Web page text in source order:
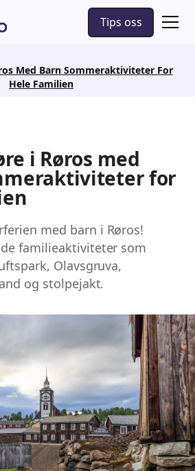
Tips oss
Med Barn Sommeraktiviteter For
Hele Familien
i Røros med
for
med barn i Røros!
familieaktiviteter som
Olavsgruva,
og stolpejakt.